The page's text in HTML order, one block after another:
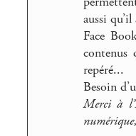
aussi
Face
contenus
repéré...
Besoin
Merci à l’